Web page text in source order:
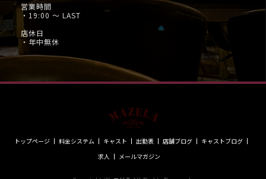
営業時間
・19:00 ～ LAST
店休日
・年中無休
トップページ 料金システム キャスト 出勤表 店舗ブログ
キャストブログ
求人
メールマガジン